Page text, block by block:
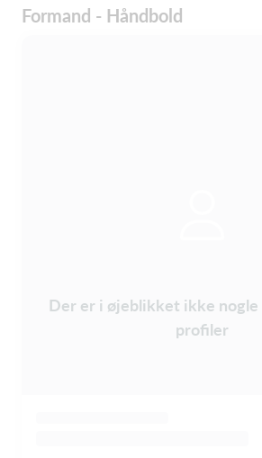
Formand - Håndbold
Der er i øjeblikket ikke
profiler